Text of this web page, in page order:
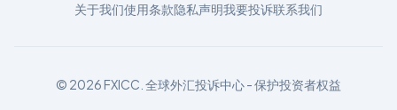
关于我们使用条款隐私声明我要投诉联系我们
© 2026 FXICC. 全球外汇投诉中心 - 保护投资者权益